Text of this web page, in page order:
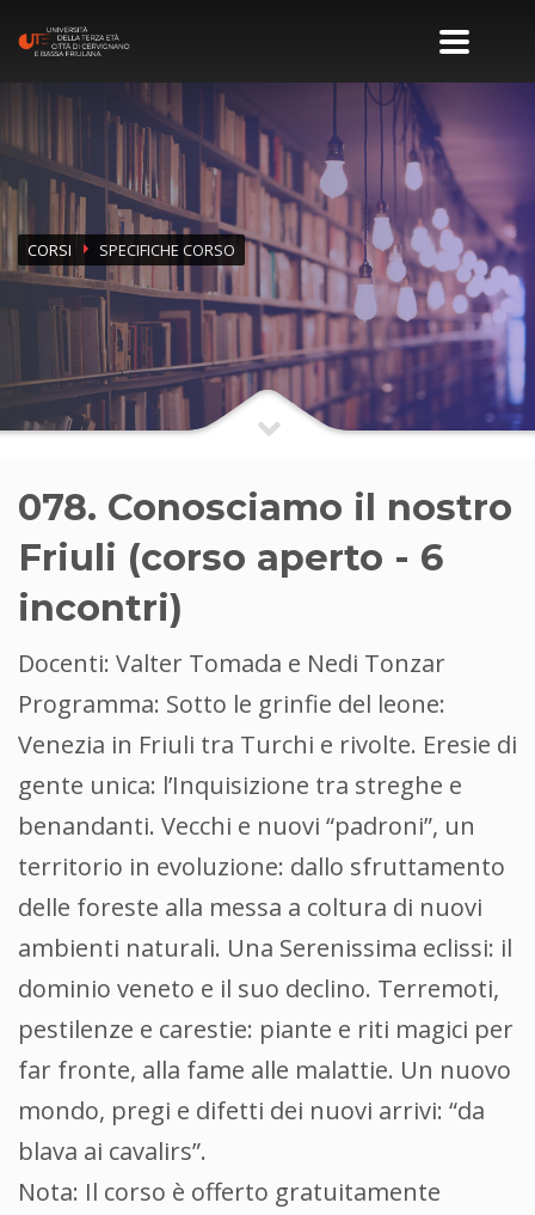
CORSI SPECIFICHE CORSO
078. Conosciamo il nostro
Friuli (corso aperto - 6
incontri)
Docenti: Valter Tomada e Nedi Tonzar
Programma: Sotto le grinfie del leone:
Venezia in Friuli tra Turchi e rivolte. Eresie di
gente unica: l’Inquisizione tra streghe e
benandanti. Vecchi e nuovi “padroni”, un
territorio in evoluzione: dallo sfruttamento
delle foreste alla messa a coltura di nuovi
ambienti naturali. Una Serenissima eclissi: il
dominio veneto e il suo declino. Terremoti,
pestilenze e carestie: piante e riti magici per
far fronte, alla fame alle malattie. Un nuovo
mondo, pregi e difetti dei nuovi arrivi: “da
blava ai cavalirs”.
Nota: Il corso è offerto gratuitamente